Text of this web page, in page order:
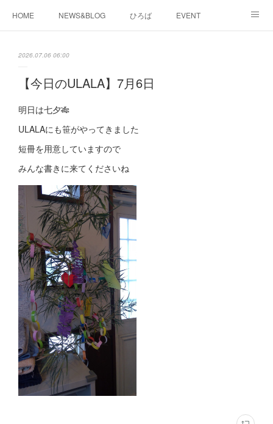
HOME NEWS&BLOG ひろば EVENT
2026.07.06 06:00
【今日のULALA】7月6日
明日は七夕🎋
ULALAにも笹がやってきました
短冊を用意していますので
みんな書きに来てくださいね